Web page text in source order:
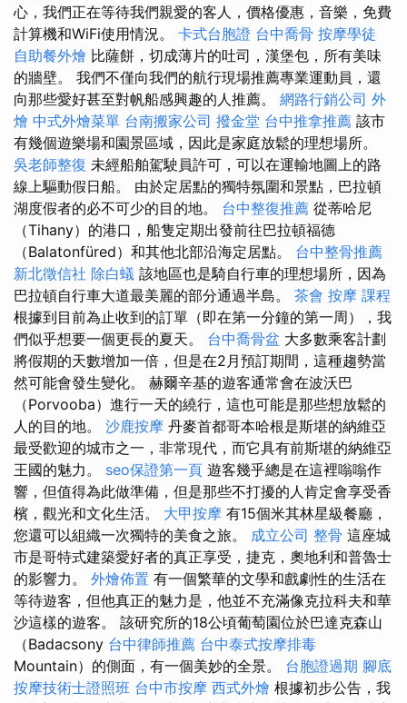
心，我們正在等待我們親愛的客人，價格優惠，音樂，免費
計算機和WiFi使用情況。 卡式台胞證 台中喬骨 按摩學徒
自助餐外燴 比薩餅，切成薄片的吐司，漢堡包，所有美味
的牆壁。 我們不僅向我們的航行現場推薦專業運動員，還
向那些愛好甚至對帆船感興趣的人推薦。 網路行銷公司 外
燴 中式外燴菜單 台南搬家公司 撥金堂 台中推拿推薦 該市
有幾個遊樂場和園景區域，因此是家庭放鬆的理想場所。
吳老師整復 未經船舶駕駛員許可，可以在運輸地圖上的路
線上驅動假日船。 由於定居點的獨特氛圍和景點，巴拉頓
湖度假者的必不可少的目的地。 台中整復推薦 從蒂哈尼
（Tihany）的港口，船隻定期出發前往巴拉頓福德
（Balatonfüred）和其他北部沿海定居點。 台中整骨推薦
新北徵信社 除白蟻 該地區也是騎自行車的理想場所，因為
巴拉頓自行車大道最美麗的部分通過半島。 茶會 按摩 課程
根據到目前為止收到的訂單（即在第一分鐘的第一周），我
們似乎想要一個更長的夏天。 台中喬骨盆 大多數乘客計劃
將假期的天數增加一倍，但是在2月預訂期間，這種趨勢當
然可能會發生變化。 赫爾辛基的遊客通常會在波沃巴
（Porvooba）進行一天的繞行，這也可能是那些想放鬆的
人的目的地。 沙鹿按摩 丹麥首都哥本哈根是斯堪的納維亞
最受歡迎的城市之一，非常現代，而它具有前斯堪的納維亞
王國的魅力。 seo保證第一頁 遊客幾乎總是在這裡嗡嗡作
響，但值得為此做準備，但是那些不打擾的人肯定會享受香
檳，觀光和文化生活。 大甲按摩 有15個米其林星級餐廳，
您還可以組織一次獨特的美食之旅。 成立公司 整骨 這座城
市是哥特式建築愛好者的真正享受，捷克，奧地利和普魯士
的影響力。 外燴佈置 有一個繁華的文學和戲劇性的生活在
等待遊客，但他真正的魅力是，他並不充滿像克拉科夫和華
沙這​​樣的遊客。 該研究所的18公頃葡萄園位於巴達克森山
（Badacsony 台中律師推薦 台中泰式按摩排毒
Mountain）的側面，有一個美妙的全景。 台胞證過期 腳底
按摩技術士證照班 台中市按摩 西式外燴 根據初步公告，我